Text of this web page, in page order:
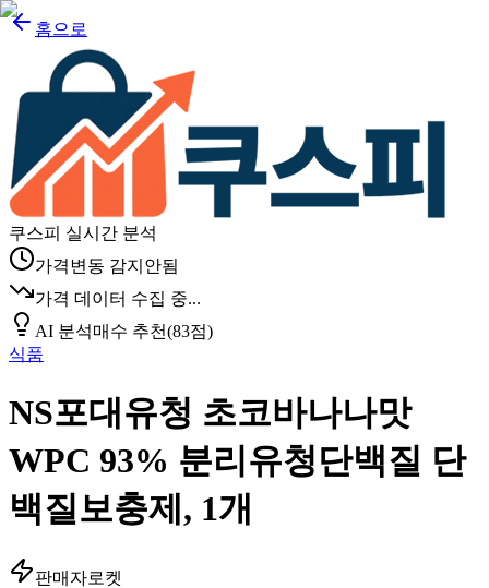
홈으로
쿠스피 실시간 분석
가격변동 감지안됨
가격 데이터 수집 중...
AI 분석매수 추천(83점)
식품
NS포대유청 초코바나나맛
WPC 93% 분리유청단백질 단
백질보충제, 1개
판매자로켓